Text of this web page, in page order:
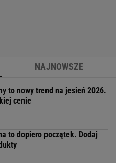
NAJNOWSZE
to nowy trend na jesień 2026.
cenie
to dopiero początek. Dodaj